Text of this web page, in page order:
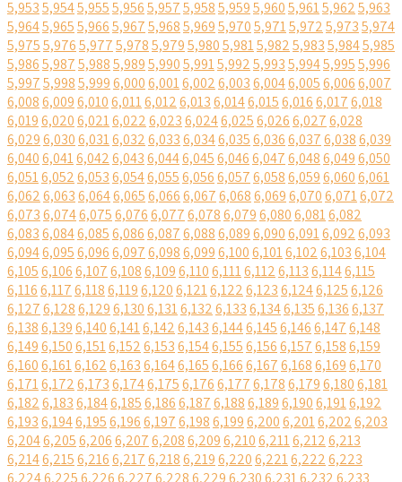
5,9535,9545,9555,9565,9575,9585,9595,9605,9615,9625,963
5,9645,9655,9665,9675,9685,9695,9705,9715,9725,9735,974
5,9755,9765,9775,9785,9795,9805,9815,9825,9835,9845,985
5,9865,9875,9885,9895,9905,9915,9925,9935,9945,9955,996
5,9975,9985,9996,0006,0016,0026,0036,0046,0056,0066,007
6,0086,0096,0106,0116,0126,0136,0146,0156,0166,0176,018
6,0196,0206,0216,0226,0236,0246,0256,0266,0276,028
6,0296,0306,0316,0326,0336,0346,0356,0366,0376,0386,039
6,0406,0416,0426,0436,0446,0456,0466,0476,0486,0496,050
6,0516,0526,0536,0546,0556,0566,0576,0586,0596,0606,061
6,0626,0636,0646,0656,0666,0676,0686,0696,0706,0716,072
6,0736,0746,0756,0766,0776,0786,0796,0806,0816,082
6,0836,0846,0856,0866,0876,0886,0896,0906,0916,0926,093
6,0946,0956,0966,0976,0986,0996,1006,1016,1026,1036,104
6,1056,1066,1076,1086,1096,1106,1116,1126,1136,1146,115
6,1166,1176,1186,1196,1206,1216,1226,1236,1246,1256,126
6,1276,1286,1296,1306,1316,1326,1336,1346,1356,1366,137
6,1386,1396,1406,1416,1426,1436,1446,1456,1466,1476,148
6,1496,1506,1516,1526,1536,1546,1556,1566,1576,1586,159
6,1606,1616,1626,1636,1646,1656,1666,1676,1686,1696,170
6,1716,1726,1736,1746,1756,1766,1776,1786,1796,1806,181
6,1826,1836,1846,1856,1866,1876,1886,1896,1906,1916,192
6,1936,1946,1956,1966,1976,1986,1996,2006,2016,2026,203
6,2046,2056,2066,2076,2086,2096,2106,2116,2126,213
6,2146,2156,2166,2176,2186,2196,2206,2216,2226,223